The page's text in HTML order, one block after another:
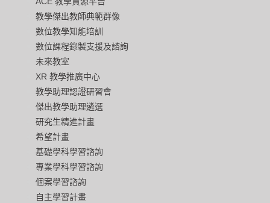
教學傑出教師典範群像
數位教學知能培訓
數位課程錄製支援及諮詢
未來教室
XR 教學推廣中心
教學助理認證研習會
傑出教學助理遴選
研究生精進計畫
希望計畫
基礎學科學習諮詢
專業學科學習諮詢
個案學習諮詢
自主學習計畫